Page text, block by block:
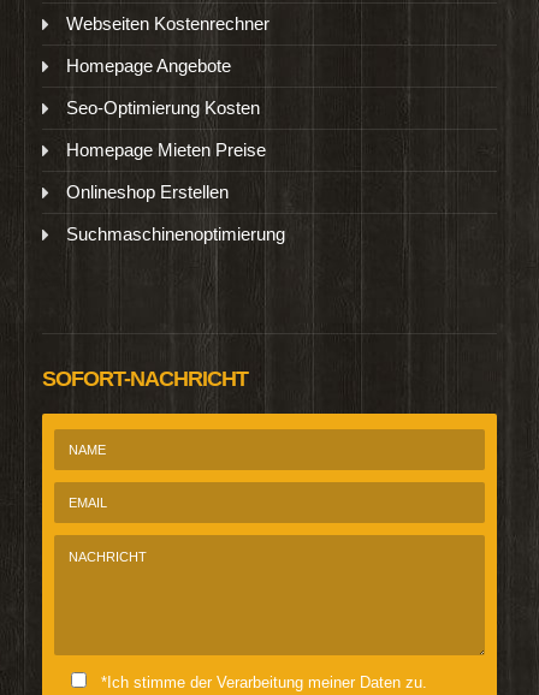
Webseiten Kostenrechner
Homepage Angebote
Seo-Optimierung Kosten
Homepage Mieten Preise
Onlineshop Erstellen
Suchmaschinenoptimierung
SOFORT-NACHRICHT
*Ich stimme der Verarbeitung meiner Daten zu.